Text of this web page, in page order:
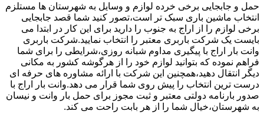
حمل و جابجایی برخی خرده لوازم و وسایل به شهرستان ها مستلزم
انتخاب ماشین باری سبک تر است،تصور کنید شما قصد جابجایی
برخی لوازم را از اراج به جنوب را دارید برای این کار در ابتدا می
بایست یک شرکت باربری معتبر را انتخاب نمایید.شرکت باربری
وانت بار اراج با پیگیری مداوم شبانه روزی،شرایطی را برای شما
فراهم نموده که بتوانید لوازم خود را از هرگوشه کشور به مکانی
دیگر انتقال دهید،همچنین این شرکت با ارائه مشاوره های حرفه ای
درست ترین انتخاب را پیش روی شما قرار می دهد.وانت بار اراج با
صدور بارنامه دولتی معتبر و ثبت مجوز برای حمل بار وانت و نیسان
به شهرستان،خیال شما را از هر بابت راحت می کند.